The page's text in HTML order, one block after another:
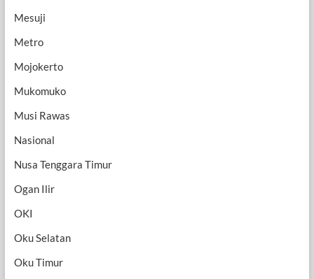
Mesuji
Metro
Mojokerto
Mukomuko
Musi Rawas
Nasional
Nusa Tenggara Timur
Ogan Ilir
OKI
Oku Selatan
Oku Timur